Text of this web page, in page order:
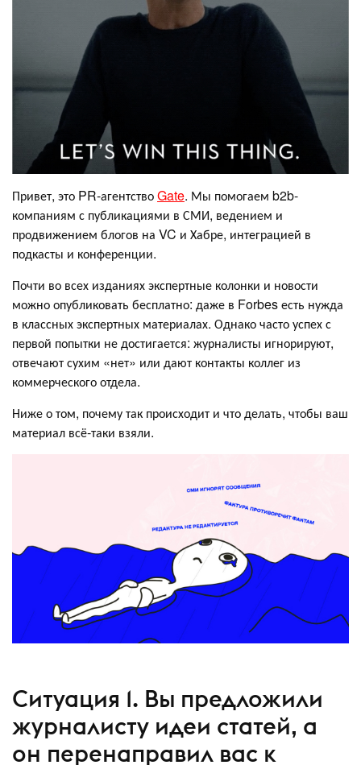
Привет, это PR-агентствоGate. Мы помогаем b2b-
компаниям с публикациями в СМИ, ведением и
продвижением блогов на VC и Хабре, интеграцией в
подкасты и конференции.
Почти во всех изданиях экспертные колонки и новости
можно опубликовать бесплатно: даже в Forbes есть нужда
в классных экспертных материалах. Однако часто успех с
первой попытки не достигается: журналисты игнорируют,
отвечают сухим «нет» или дают контакты коллег из
коммерческого отдела.
Ниже о том, почему так происходит и что делать, чтобы ваш
материал всё-таки взяли.
Ситуация 1. Вы предложили
журналисту идеи статей, а
он перенаправил вас к